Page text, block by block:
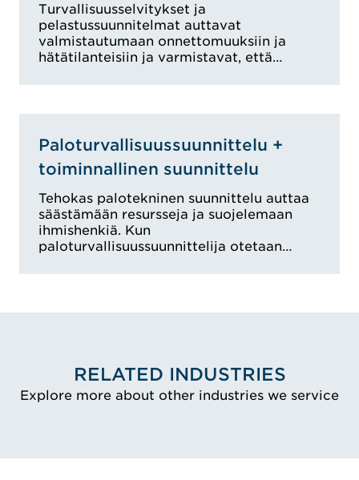
Turvallisuusselvitykset ja
pelastussuunnitelmat auttavat
valmistautumaan onnettomuuksiin ja
hätätilanteisiin ja varmistavat, että…
Paloturvallisuussuunnittelu +
toiminnallinen suunnittelu
Tehokas palotekninen suunnittelu auttaa
säästämään resursseja ja suojelemaan
ihmishenkiä. Kun
paloturvallisuussuunnittelija otetaan…
RELATED INDUSTRIES
Explore more about other industries we service